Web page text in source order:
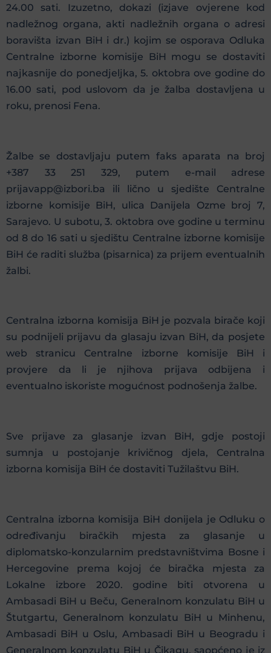
24.00 sati. Izuzetno, dokazi (izjave ovjerene kod
nadležnog organa, akti nadležnih organa o adresi
boravišta izvan BiH i dr.) kojim se osporava Odluka
Centralne izborne komisije BiH mogu se dostaviti
najkasnije do ponedjeljka, 5. oktobra ove godine do
16.00 sati, pod uslovom da je žalba dostavljena u
roku, prenosi Fena.
Žalbe se dostavljaju putem faks aparata na broj
+387 33 251 329, putem e-mail adrese
prijavapp@izbori.ba ili lično u sjedište Centralne
izborne komisije BiH, ulica Danijela Ozme broj 7,
Sarajevo. U subotu, 3. oktobra ove godine u terminu
od 8 do 16 sati u sjedištu Centralne izborne komisije
BiH će raditi služba (pisarnica) za prijem eventualnih
žalbi.
Centralna izborna komisija BiH je pozvala birače koji
su podnijeli prijavu da glasaju izvan BiH, da posjete
web stranicu Centralne izborne komisije BiH i
provjere da li je njihova prijava odbijena i
eventualno iskoriste mogućnost podnošenja žalbe.
Sve prijave za glasanje izvan BiH, gdje postoji
sumnja u postojanje krivičnog djela, Centralna
izborna komisija BiH će dostaviti Tužilaštvu BiH.
Centralna izborna komisija BiH donijela je Odluku o
određivanju biračkih mjesta za glasanje u
diplomatsko-konzularnim predstavništvima Bosne i
Hercegovine prema kojoj će biračka mjesta za
Lokalne izbore 2020. godine biti otvorena u
Ambasadi BiH u Beču, Generalnom konzulatu BiH u
Štutgartu, Generalnom konzulatu BiH u Minhenu,
Ambasadi BiH u Oslu, Ambasadi BiH u Beogradu i
Generalnom konzulatu BiH u Čikagu, saopćeno je iz